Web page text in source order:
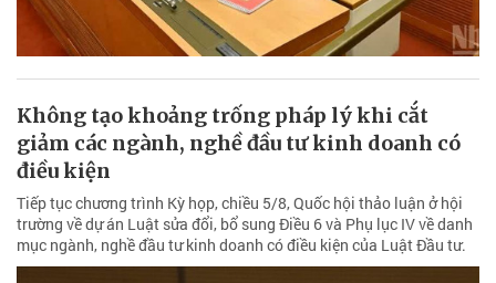
Không tạo khoảng trống pháp lý khi cắt
giảm các ngành, nghề đầu tư kinh doanh có
điều kiện
Tiếp tục chương trình Kỳ họp, chiều 5/8, Quốc hội thảo luận ở hội
trường về dự án Luật sửa đổi, bổ sung Điều 6 và Phụ lục IV về danh
mục ngành, nghề đầu tư kinh doanh có điều kiện của Luật Đầu tư.